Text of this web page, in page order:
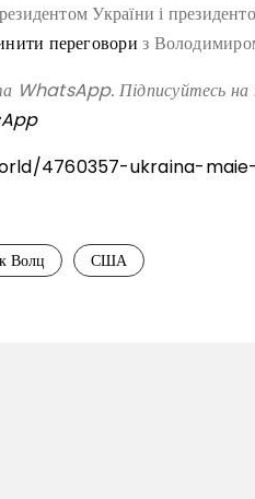
України і
переговори з
Підписуйтесь на
4760357-ukraina-
Волц США